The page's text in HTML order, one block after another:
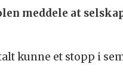
meddele at
kunne et stopp i